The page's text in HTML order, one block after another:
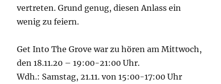
vertreten. Grund genug, diesen Anlass ein
wenig zu feiern.
Get Into The Grove war zu hören am Mittwoch,
den 18.11.20 – 19:00-21:00 Uhr.
Wdh.: Samstag, 21.11. von 15:00-17:00 Uhr